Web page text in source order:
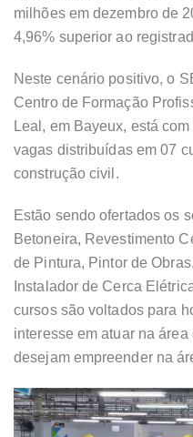
milhões em dezembro de
4,96% superior ao
Neste cenário positivo, o
Centro de Formação
Leal, em Bayeux, está
vagas distribuídas em 07
construção civil.
Estão sendo ofertados os
Betoneira, Revestimento
de Pintura, Pintor de
Instalador de Cerca
cursos são voltados para
interesse em atuar na
desejam empreender na